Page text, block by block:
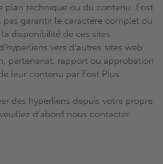
plan technique ou du contenu. Fost
pas garantir le caractère complet ou
disponibilité de ces sites
vers d’autres sites web
partenariat, rapport ou approbation
leur contenu par Fost Plus.
des hyperliens depuis votre propre
d’abord nous contacter.